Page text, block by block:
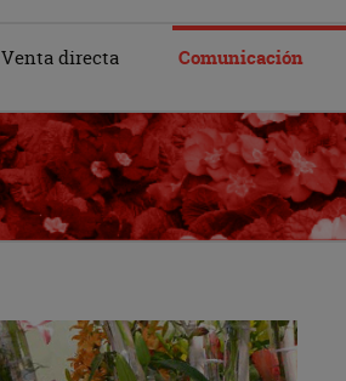
Venta directa Comunicación